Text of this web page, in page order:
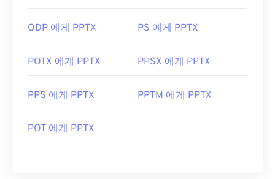
Adobe Acrobat Reader를
사용합니다. Adobe는
연 가장인기 있는 무료 PDF 리더 입니다. 사용하기
는 전혀 어렵지 않지만, 제 생각에는 불필요하거나 원
프로그램입니다.
PDF 파일을 자동으로 열 수 있습니다. 추가 기능이나
ODP 에게 PPTX PS 에게 PPTX
POTX 에게 PPTX PPSX 에게 PPTX
PPS 에게 PPTX PPTM 에게 PPTX
POT 에게 PPTX